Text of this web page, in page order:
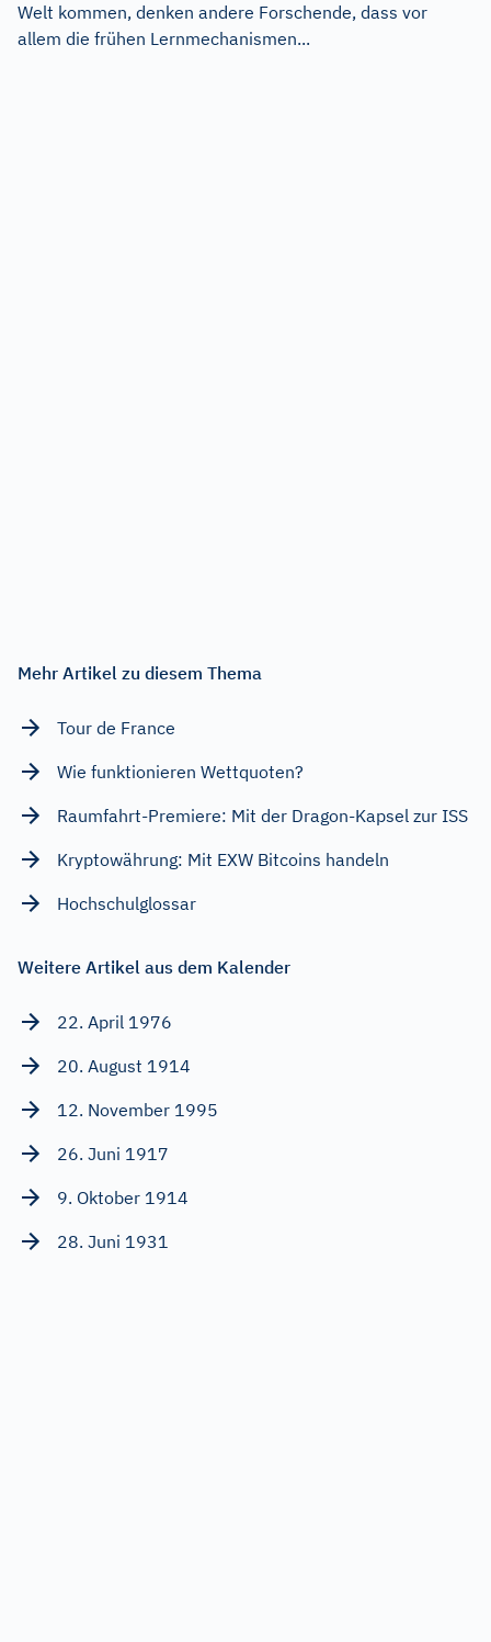
Welt kommen, denken andere Forschende, dass vor
allem die frühen Lernmechanismen...
Mehr Artikel zu diesem Thema
Tour de France
Wie funktionieren Wettquoten?
Raumfahrt-Premiere: Mit der Dragon-Kapsel zur ISS
Kryptowährung: Mit EXW Bitcoins handeln
Hochschulglossar
Weitere Artikel aus dem Kalender
22. April 1976
20. August 1914
12. November 1995
26. Juni 1917
9. Oktober 1914
28. Juni 1931